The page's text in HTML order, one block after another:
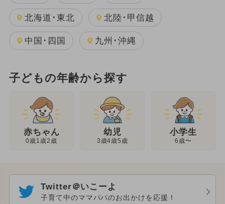
北海道･東北 北陸･甲信越
中国･四国 九州･沖縄
子どもの年齢から探す
赤ちゃん
0歳1歳2歳
幼児
3歳4歳5歳
小学生
6歳〜
Twitter＠いこーよ
子育て中のママパパのお出かけを応援！